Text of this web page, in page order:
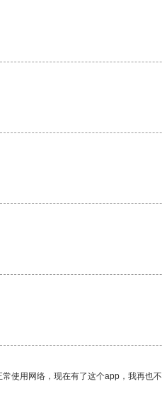
使用网络，现在有了这个app，我再也不